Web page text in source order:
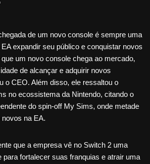
de um novo console é sempre uma
expandir seu público e conquistar novos
um novo console chega ao mercado,
de alcançar e adquirir novos
o CEO. Além disso, ele ressaltou o
no ecossistema da Nintendo, citando o
do spin-off My Sims, onde metade
na EA.
que a empresa vê no Switch 2 uma
para fortalecer suas franquias e atrair uma